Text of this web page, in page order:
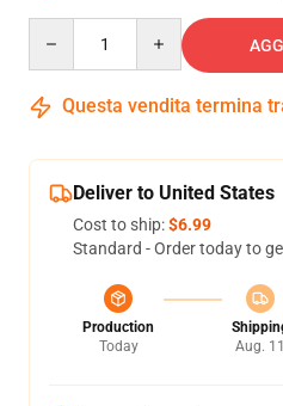
Questa vendita termina
Deliver to United States
Cost to ship:$6.99
Standard - Order today to
Production
Today
Aug. 11